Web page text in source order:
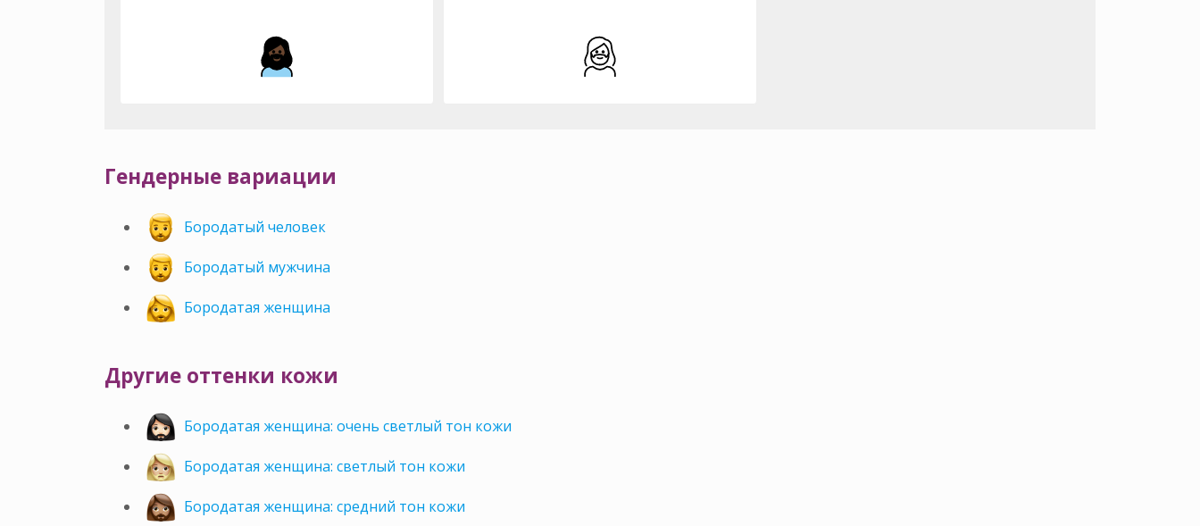
Гендерные вариации
Бородатый человек
Бородатый мужчина
Бородатая женщина
Другие оттенки кожи
Бородатая женщина: очень светлый тон кожи
Бородатая женщина: светлый тон кожи
Бородатая женщина: средний тон кожи